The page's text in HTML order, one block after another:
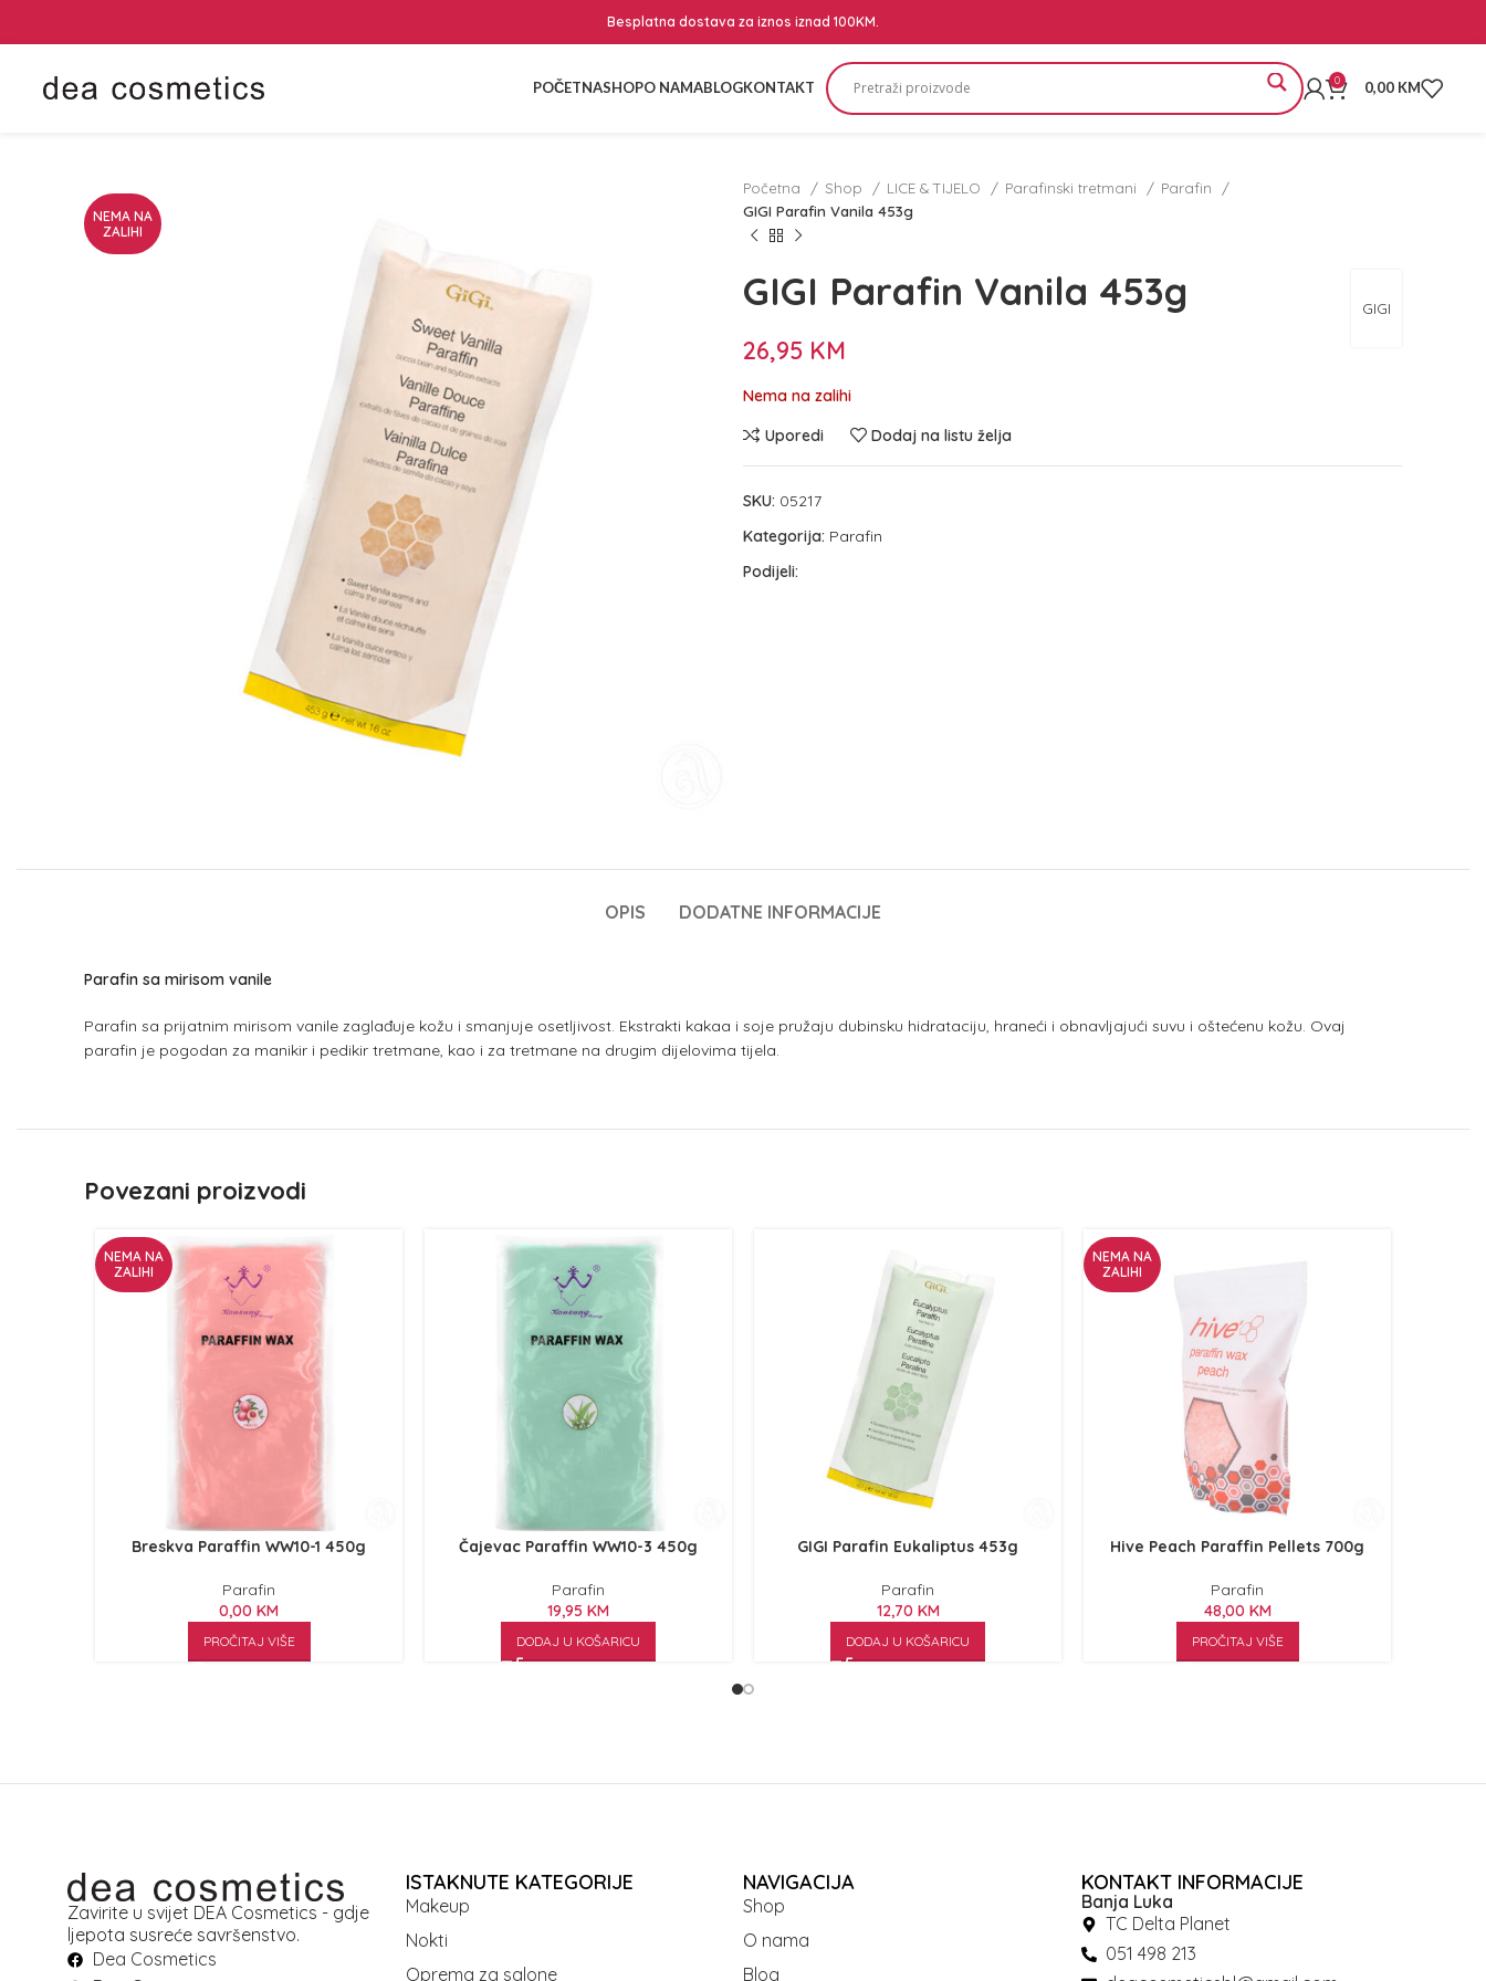
Besplatna dostava za iznos iznad 100KM.
POČETNASHOPO NAMABLOGKONTAKT 0 0,00 KM
NEMA NA
ZALIHI
Početna Shop LICE & TIJELO Parafinski tretmani
Parafin
GIGI Parafin Vanila 453g
GIGI
GIGI Parafin Vanila 453g
26,95 KM
Nema na zalihi
Uporedi
Dodaj na listu želja
SKU: 05217
Kategorija: Parafin
Podijeli:
OPIS DODATNE INFORMACIJE
Parafin sa mirisom vanile
Parafin sa prijatnim mirisom vanile zaglađuje kožu i smanjuje osetljivost. Ekstrakti kakaa i soje pružaju dubinsku hidrataciju, hraneći i obnavljajući suvu i oštećenu kožu. Ovaj
parafin je pogodan za manikir i pedikir tretmane, kao i za tretmane na drugim dijelovima tijela.
Povezani proizvodi
NEMA NA
ZALIHI
Breskva Paraffin WW10-1 450g
Parafin
0,00 KM
PROČITAJ VIŠE
Čajevac Paraffin WW10-3 450g
Parafin
19,95 KM
DODAJ U KOŠARICU
GIGI Parafin Eukaliptus 453g
Parafin
12,70 KM
DODAJ U KOŠARICU
NEMA NA
ZALIHI
Hive Peach Paraffin Pellets 700g
Parafin
48,00 KM
PROČITAJ VIŠE
Zavirite u svijet DEA Cosmetics - gdje
ljepota susreće savršenstvo.
Dea Cosmetics
ISTAKNUTE KATEGORIJE
Makeup
Nokti
Oprema za salone
NAVIGACIJA
Shop
O nama
Blog
KONTAKT INFORMACIJE
Banja Luka
TC Delta Planet
051 498 213